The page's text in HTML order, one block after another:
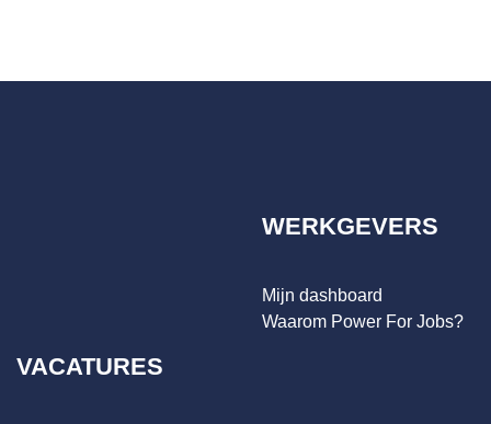
WERKGEVERS
Mijn dashboard
Waarom Power For Jobs?
VACATURES